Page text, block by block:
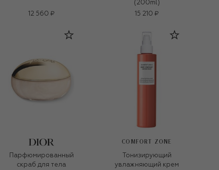
12 560 ₽
(200ml)
15 210 ₽
Парфюмированный
скраб для тела
COMFORT ZONE
Тонизирующий
увлажняющий крем